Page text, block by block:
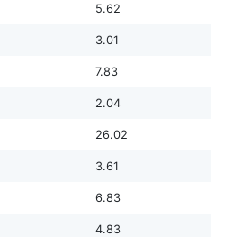
5.62
3.01
7.83
2.04
26.02
3.61
6.83
4.83